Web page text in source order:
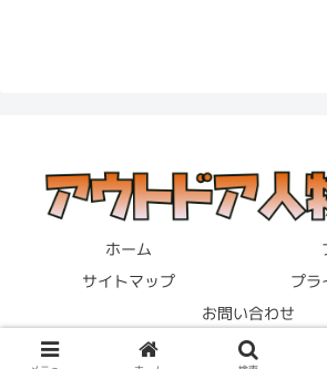
ホーム
サイトマップ
プラ
お問い合わせ
© 2023 アウトドア人物